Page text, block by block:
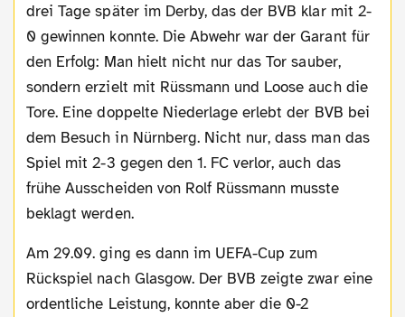
drei Tage später im Derby, das der BVB klar mit 2-
0 gewinnen konnte. Die Abwehr war der Garant für
den Erfolg: Man hielt nicht nur das Tor sauber,
sondern erzielt mit Rüssmann und Loose auch die
Tore. Eine doppelte Niederlage erlebt der BVB bei
dem Besuch in Nürnberg. Nicht nur, dass man das
Spiel mit 2-3 gegen den 1. FC verlor, auch das
frühe Ausscheiden von Rolf Rüssmann musste
beklagt werden.
Am 29.09. ging es dann im UEFA-Cup zum
Rückspiel nach Glasgow. Der BVB zeigte zwar eine
ordentliche Leistung, konnte aber die 0-2